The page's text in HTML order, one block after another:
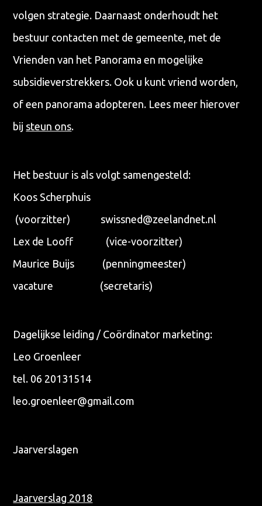
volgen strategie. Daarnaast onderhoudt het
bestuur contacten met de gemeente, met de
Vrienden van het Panorama en mogelijke
subsidieverstrekkers. Ook u kunt vriend worden,
of een panorama adopteren. Lees meer hierover
bij steun ons.
Het bestuur is als volgt samengesteld:
Koos Scherphuis
(voorzitter) swissned@zeelandnet.nl
Lex de Looff (vice-voorzitter)
Maurice Buijs (penningmeester)
vacature (secretaris)
Dagelijkse leiding / Coördinator marketing:
Leo Groenleer
tel. 06 20131514
leo.groenleer@gmail.com
Jaarverslagen
Jaarverslag 2018